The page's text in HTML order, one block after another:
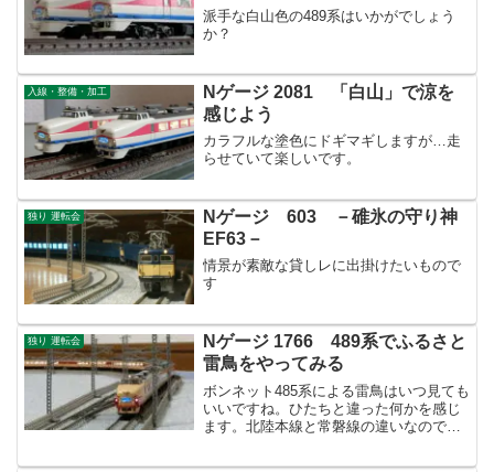
派手な白山色の489系はいかがでしょう
か？
入線・整備・加工
Nゲージ 2081 「白山」で涼を
感じよう
カラフルな塗色にドギマギしますが…走
らせていて楽しいです。
独り 運転会
Nゲージ 603 －碓氷の守り神
EF63－
情景が素敵な貸しレに出掛けたいもので
す
独り 運転会
Nゲージ 1766 489系でふるさと
雷鳥をやってみる
ボンネット485系による雷鳥はいつ見ても
いいですね。ひたちと違った何かを感じ
ます。北陸本線と常磐線の違いなのでし